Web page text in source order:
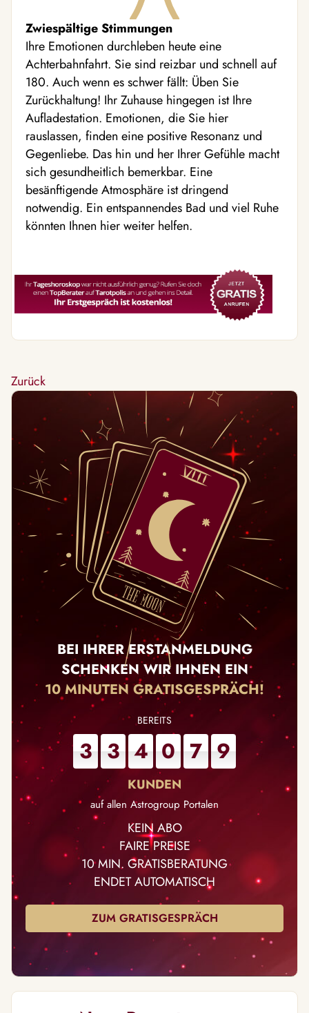
Zwiespältige Stimmungen
Ihre Emotionen durchleben heute eine
Achterbahnfahrt. Sie sind reizbar und schnell auf
180. Auch wenn es schwer fällt: Üben Sie
Zurückhaltung! Ihr Zuhause hingegen ist Ihre
Aufladestation. Emotionen, die Sie hier
rauslassen, finden eine positive Resonanz und
Gegenliebe. Das hin und her Ihrer Gefühle macht
sich gesundheitlich bemerkbar. Eine
besänftigende Atmosphäre ist dringend
notwendig. Ein entspannendes Bad und viel Ruhe
könnten Ihnen hier weiter helfen.
Zurück
BEI IHRER ERSTANMELDUNG
SCHENKEN WIR IHNEN EIN
10 MINUTEN GRATISGESPRÄCH!
3 3 4 0 7 9
auf allen Astrogroup Portalen
KEIN ABO
FAIRE PREISE
10 MIN. GRATISBERATUNG
ENDET AUTOMATISCH
ZUM GRATISGESPRÄCH